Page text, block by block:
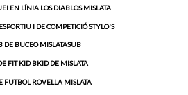
EN LÍNIA LOS DIABLOS MISLATA
I DE COMPETICIÓ STYLO'S
DE BUCEO MISLATASUB
FIT KID BKID DE MISLATA
FUTBOL ROVELLA MISLATA